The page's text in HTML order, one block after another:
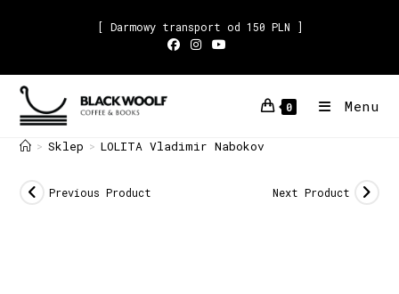
[ Darmowy transport od 150 PLN ]
0 Menu
> Sklep > LOLITA Vladimir Nabokov
Previous Product Next Product